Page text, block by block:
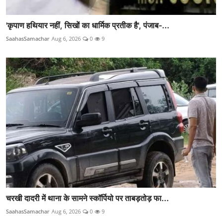
'कृपाण हथियार नहीं, सिखों का धार्मिक प्रतीक है', पंजाब-...
SaahasSamachar Aug 6, 2026 0 9
चरखी दादरी में थाना के सामने स्कॉर्पियो पर ताबड़तोड़ फा...
SaahasSamachar Aug 6, 2026 0 9